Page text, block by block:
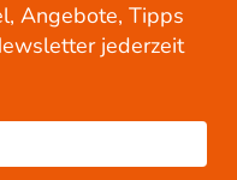
Angebote, Tipps
jederzeit